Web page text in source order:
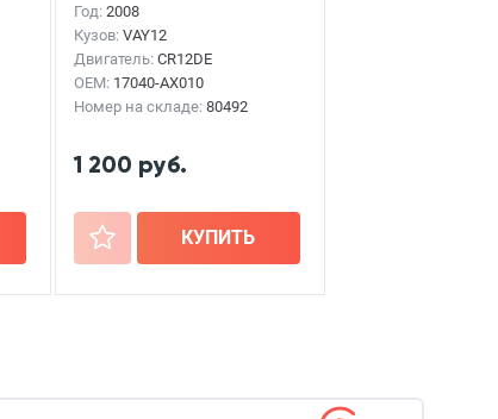
Год: 2008
Кузов: VAY12
Двигатель: CR12DE
OEM: 17040-AX010
Номер на складе: 80492
1 200 руб.
+ КУПИТЬ